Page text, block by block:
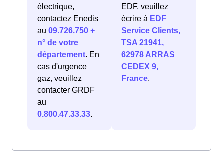
électrique,
contactez Enedis
au 09.726.750 +
n° de votre
département. En
cas d'urgence
gaz, veuillez
contacter GRDF
au
0.800.47.33.33.
EDF, veuillez
écrire à EDF
Service Clients,
TSA 21941,
62978 ARRAS
CEDEX 9,
France.